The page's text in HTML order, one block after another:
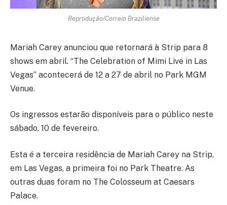
Reprodução/Correio Braziliense
Mariah Carey anunciou que retornará à Strip para 8
shows em abril. “The Celebration of Mimi Live in Las
Vegas” acontecerá de 12 a 27 de abril no Park MGM
Venue.
Os ingressos estarão disponíveis para o público neste
sábado, 10 de fevereiro.
Esta é a terceira residência de Mariah Carey na Strip,
em Las Vegas, a primeira foi no Park Theatre. As
outras duas foram no The Colosseum at Caesars
Palace.